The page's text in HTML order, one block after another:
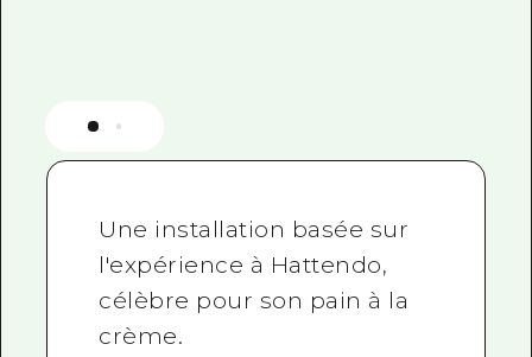
Une installation basée sur
l'expérience à Hattendo,
célèbre pour son pain à la
crème.